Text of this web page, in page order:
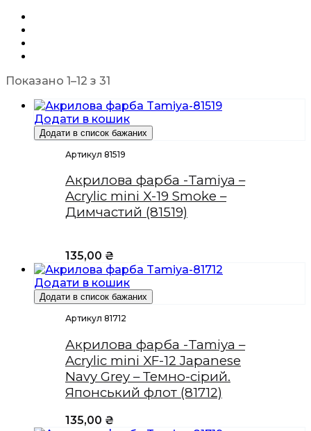
Показано 1–12 з 31
Додати в кошик
Додати в список бажаних
Артикул 81519
Акрилова фарба -Tamiya –
Acrylic mini X-19 Smoke –
Димчастий (81519)
135,00 ₴
Додати в кошик
Додати в список бажаних
Артикул 81712
Акрилова фарба -Tamiya –
Acrylic mini XF-12 Japanese
Navy Grey – Темно-сірий.
Японський флот (81712)
135,00 ₴